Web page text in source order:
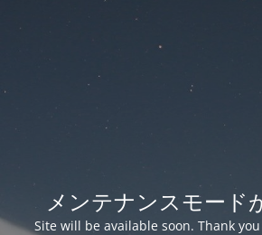
メンテナンスモード
Site will be available soon. Thank